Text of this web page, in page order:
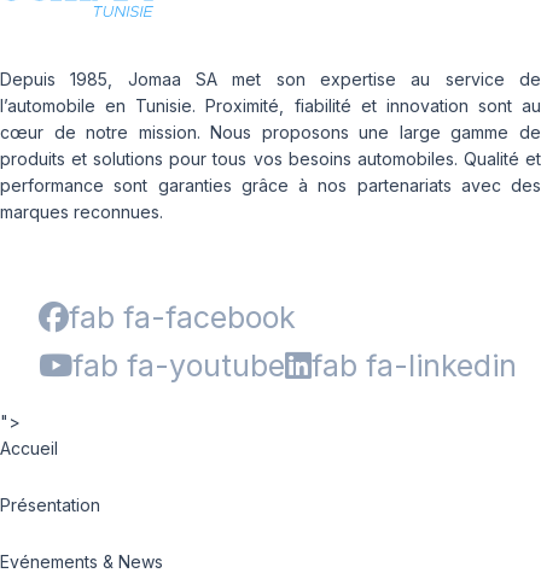
Depuis 1985, Jomaa SA met son expertise au service de
l’automobile en Tunisie. Proximité, fiabilité et innovation sont au
cœur de notre mission. Nous proposons une large gamme de
produits et solutions pour tous vos besoins automobiles. Qualité et
performance sont garanties grâce à nos partenariats avec des
marques reconnues.
fab fa-facebook
fab fa-youtube
fab fa-linkedin
">
Accueil
Présentation
Evénements & News